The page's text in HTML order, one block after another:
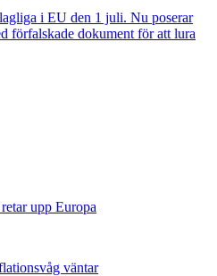
i EU den 1 juli. Nu poserar
förfalskade dokument för att lura
upp Europa
väntar